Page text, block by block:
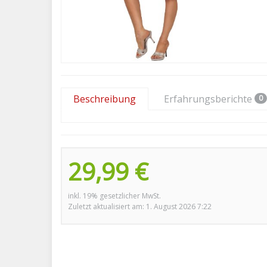
Beschreibung Erfahrungsberichte 0
29,99 €
inkl. 19% gesetzlicher MwSt.
Zuletzt aktualisiert am: 1. August 2026 7:22